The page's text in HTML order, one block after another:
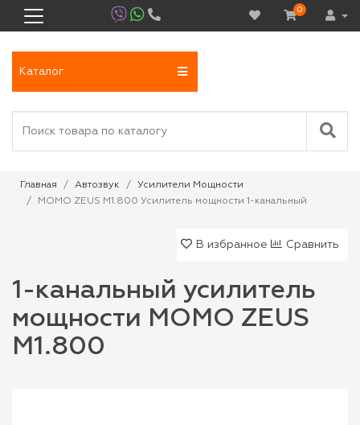
0
Каталог
Главная Автозвук
Усилители Мощности
MOMO ZEUS M1.800 Усилитель мощности 1-канальный
В избранное Сравнить
1-канальный усилитель
мощности MOMO ZEUS
M1.800